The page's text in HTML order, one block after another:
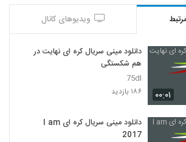
ویدیوهای کانال
۰۰:۰۱
دانلود مینی سریال کره ای نهایت در
هم شکستگی
75dl
۱۸۶ بازدید
دانلود مینی سریال کره ای I am
2017